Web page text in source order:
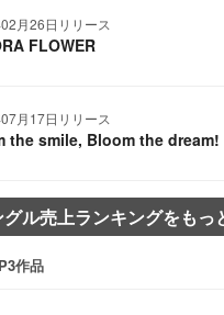
月26日リリース
FLOWER
月17日リリース
the smile, Bloom the dream!
ル売上ランキングをもっ
作品